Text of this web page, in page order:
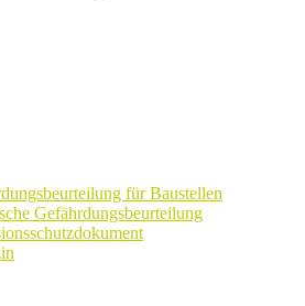
für Baustellen
Gefährdungsbeurteilung